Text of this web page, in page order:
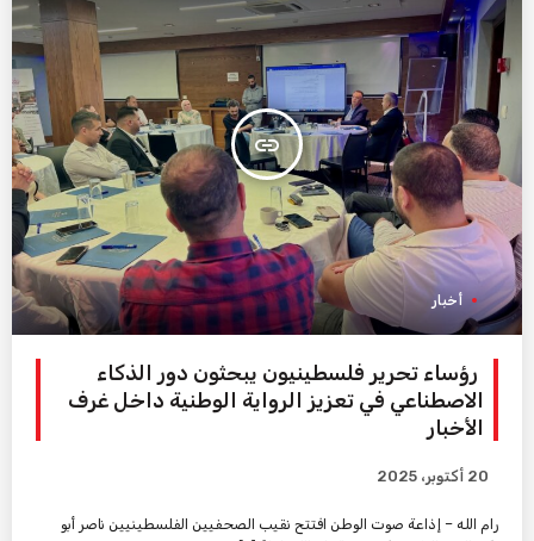
insert_link
أخبار
رؤساء تحرير فلسطينيون يبحثون دور الذكاء
الاصطناعي في تعزيز الرواية الوطنية داخل غرف
الأخبار
20 أكتوبر، 2025
رام الله – إذاعة صوت الوطن افتتح نقيب الصحفيين الفلسطينيين ناصر أبو